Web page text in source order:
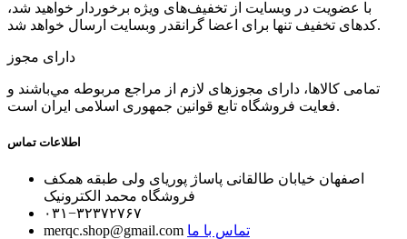
با عضویت در وبسایت از تخفیف‌های ویژه برخوردار خواهید شد،
کدهای تخفیف تنها برای اعضا گرانقدر وبسایت ارسال خواهد شد.
دارای مجوز
تمامی كالاها، دارای مجوزهای لازم از مراجع مربوطه مي‌باشند و
فعایت فروشگاه تابع قوانين جمهوری اسلامی ايران است.
اطلاعات تماس
اصفهان خیابان طالقانی پاساژ پوریای ولی طبقه همکف
فروشگاه محمد الکترونیک
۰۳۱−۳۲۳۷۲۷۶۷
merqc.shop@gmail.com تماس با ما